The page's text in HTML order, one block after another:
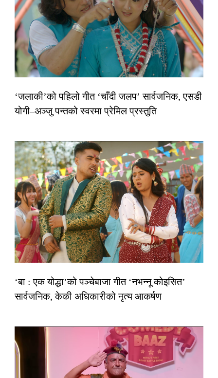
‘जलाकी’को पहिलो गीत ‘चाँदी जलप’ सार्वजनिक, एसडी
योगी–अञ्जु पन्तको स्वरमा प्रेमिल प्रस्तुति
‘बा : एक योद्धा’को पञ्चेबाजा गीत ‘नभन्नू कोइसित’
सार्वजनिक, केकी अधिकारीको नृत्य आकर्षण